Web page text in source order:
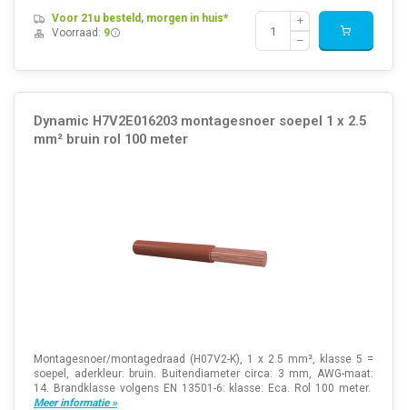
Voor 21u besteld, morgen in huis*
Voorraad: 9
Dynamic H7V2E016203 montagesnoer soepel 1 x 2.5
mm² bruin rol 100 meter
Montagesnoer/montagedraad (H07V2-K), 1 x 2.5 mm², klasse 5 =
soepel, aderkleur: bruin. Buitendiameter circa: 3 mm, AWG-maat:
14. Brandklasse volgens EN 13501-6: klasse: Eca. Rol 100 meter.
Meer informatie »